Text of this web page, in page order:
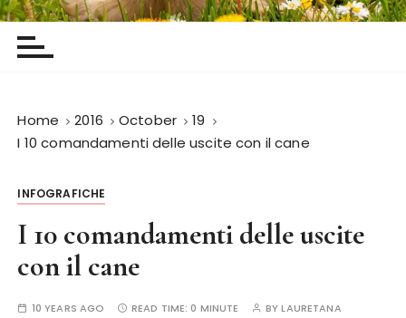
e
Home 2016 October
19
I 10 comandamenti delle uscite con il cane
INFOGRAFICHE
I 10 comandamenti delle uscite
con il cane
10 YEARS AGO READ TIME: 0 MINUTE BYLAURETANA